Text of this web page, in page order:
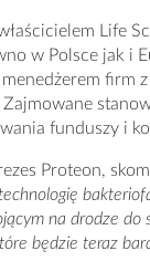
Life
w Polsce jak i
menedżerem
funduszy i
Proteon,
na drodze do
będzie teraz